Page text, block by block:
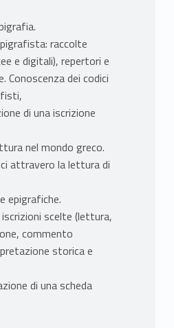
raccolte
e digitali), repertori e
Conoscenza dei codici
di una iscrizione
nel mondo greco.
attravero la lettura di
epigrafiche.
iscrizioni scelte (lettura,
commento
storica e
di una scheda